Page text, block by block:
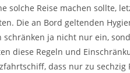
solche Reise machen sollte,
Die an Bord geltenden
schränken ja nicht nur ein,
diese Regeln und
dass nur zu